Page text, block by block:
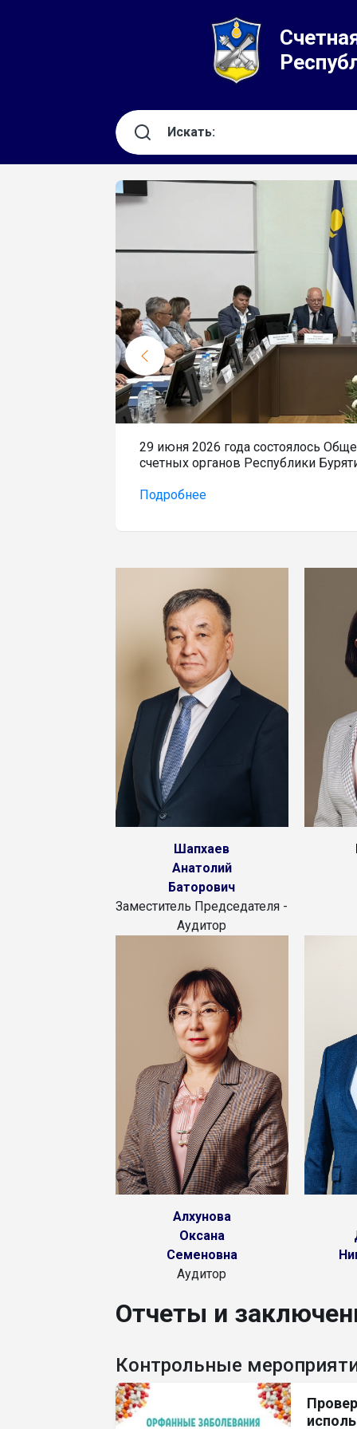
29 июня 2026 года состоялось
счетных органов Республики
Подробнее
Шапхаев
Анатолий
Баторович
Заместитель Председателя -
Аудитор
Алхунова
Оксана
Семеновна
Аудитор
Отчеты и
Контрольные